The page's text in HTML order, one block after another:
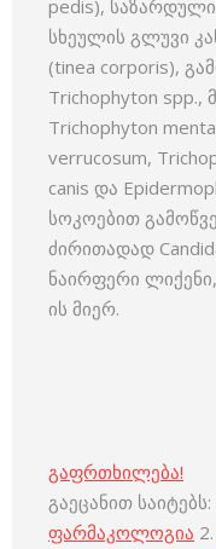
pedis),
სხეულის გლუვი
(tinea corporis),
Trichophyton spp.,
Trichophyton
verrucosum,
canis და
სოკოებით
ძირითადად
ნაირფერი
ის მიერ.
გაფრთხილება!
გაეცანით საიტებს:
ფარმაკოლოგია 2.